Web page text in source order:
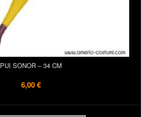
PUI SONOR – 34 CM
6,00 €